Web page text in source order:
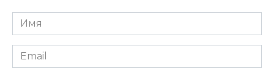
Имя
*
Email
*